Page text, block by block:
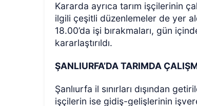
Kararda ayrıca tarım işçilerinin
ilgili çeşitli düzenlemeler de yer
18.00’da işi bırakmaları, gün
kararlaştırıldı.
ŞANLIURFA’DA TARIMDA
Şanlıurfa il sınırları dışından
işçilerin ise gidiş-gelişlerinin